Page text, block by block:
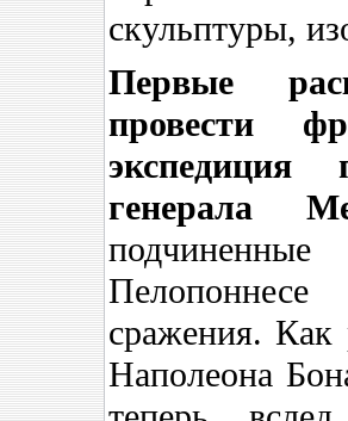
скульптуры,
Первые
провести
экспедиция
генерала
Пелопоннесе
сражения. Как
Наполеона